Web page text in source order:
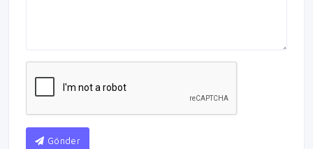
Gönder